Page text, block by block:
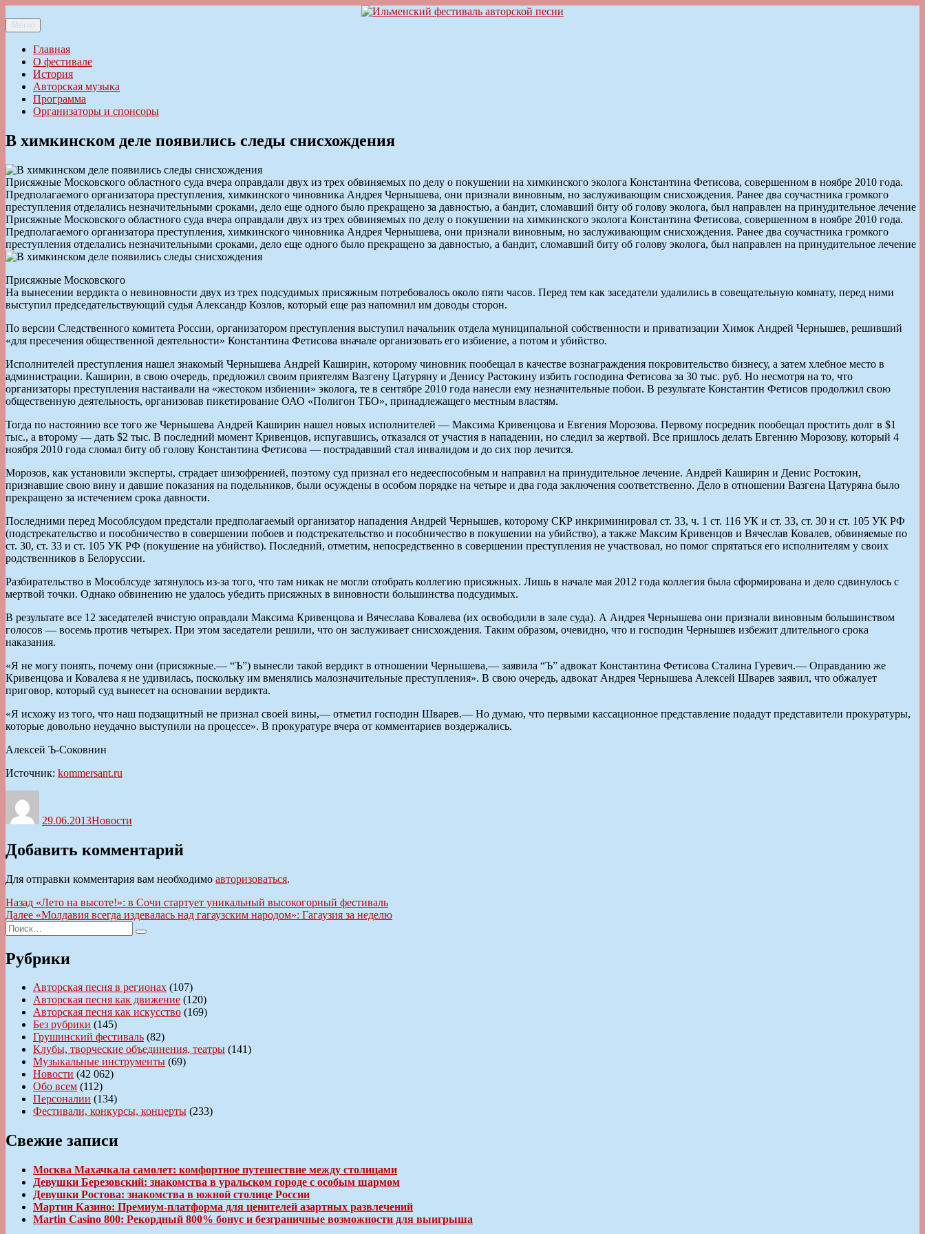
к
содержимому
Ильменский фестиваль авторской песни
Меню
Главная
О фестивале
История
Авторская музыка
Программа
Организаторы и спонсоры
В химкинском деле появились следы снисхождения
Присяжные Московского областного суда вчера оправдали двух из трех обвиняемых по делу о покушении на химкинского эколога Константина Фетисова, совершенном в ноябре 2010 года.
Предполагаемого организатора преступления, химкинского чиновника Андрея Чернышева, они признали виновным, но заслуживающим снисхождения. Ранее два соучастника громкого
преступления отделались незначительными сроками, дело еще одного было прекращено за давностью, а бандит, сломавший биту об голову эколога, был направлен на принудительное лечение
Присяжные Московского областного суда вчера оправдали двух из трех обвиняемых по делу о покушении на химкинского эколога Константина Фетисова, совершенном в ноябре 2010 года.
Предполагаемого организатора преступления, химкинского чиновника Андрея Чернышева, они признали виновным, но заслуживающим снисхождения. Ранее два соучастника громкого
преступления отделались незначительными сроками, дело еще одного было прекращено за давностью, а бандит, сломавший биту об голову эколога, был направлен на принудительное лечение
Присяжные Московского
На вынесении вердикта о невиновности двух из трех подсудимых присяжным потребовалось около пяти часов. Перед тем как заседатели удалились в совещательную комнату, перед ними
выступил председательствующий судья Александр Козлов, который еще раз напомнил им доводы сторон.
По версии Следственного комитета России, организатором преступления выступил начальник отдела муниципальной собственности и приватизации Химок Андрей Чернышев, решивший
«для пресечения общественной деятельности» Константина Фетисова вначале организовать его избиение, а потом и убийство.
Исполнителей преступления нашел знакомый Чернышева Андрей Каширин, которому чиновник пообещал в качестве вознаграждения покровительство бизнесу, а затем хлебное место в
администрации. Каширин, в свою очередь, предложил своим приятелям Вазгену Цатуряну и Денису Растокину избить господина Фетисова за 30 тыс. руб. Но несмотря на то, что
организаторы преступления настаивали на «жестоком избиении» эколога, те в сентябре 2010 года нанесли ему незначительные побои. В результате Константин Фетисов продолжил свою
общественную деятельность, организовав пикетирование ОАО «Полигон ТБО», принадлежащего местным властям.
Тогда по настоянию все того же Чернышева Андрей Каширин нашел новых исполнителей — Максима Кривенцова и Евгения Морозова. Первому посредник пообещал простить долг в $1
тыс., а второму — дать $2 тыс. В последний момент Кривенцов, испугавшись, отказался от участия в нападении, но следил за жертвой. Все пришлось делать Евгению Морозову, который 4
ноября 2010 года сломал биту об голову Константина Фетисова — пострадавший стал инвалидом и до сих пор лечится.
Морозов, как установили эксперты, страдает шизофренией, поэтому суд признал его недееспособным и направил на принудительное лечение. Андрей Каширин и Денис Ростокин,
признавшие свою вину и давшие показания на подельников, были осуждены в особом порядке на четыре и два года заключения соответственно. Дело в отношении Вазгена Цатуряна было
прекращено за истечением срока давности.
Последними перед Мособлсудом предстали предполагаемый организатор нападения Андрей Чернышев, которому СКР инкриминировал ст. 33, ч. 1 ст. 116 УК и ст. 33, ст. 30 и ст. 105 УК РФ
(подстрекательство и пособничество в совершении побоев и подстрекательство и пособничество в покушении на убийство), а также Максим Кривенцов и Вячеслав Ковалев, обвиняемые по
ст. 30, ст. 33 и ст. 105 УК РФ (покушение на убийство). Последний, отметим, непосредственно в совершении преступления не участвовал, но помог спрятаться его исполнителям у своих
родственников в Белоруссии.
Разбирательство в Мособлсуде затянулось из-за того, что там никак не могли отобрать коллегию присяжных. Лишь в начале мая 2012 года коллегия была сформирована и дело сдвинулось с
мертвой точки. Однако обвинению не удалось убедить присяжных в виновности большинства подсудимых.
В результате все 12 заседателей вчистую оправдали Максима Кривенцова и Вячеслава Ковалева (их освободили в зале суда). А Андрея Чернышева они признали виновным большинством
голосов — восемь против четырех. При этом заседатели решили, что он заслуживает снисхождения. Таким образом, очевидно, что и господин Чернышев избежит длительного срока
наказания.
«Я не могу понять, почему они (присяжные.— “Ъ”) вынесли такой вердикт в отношении Чернышева,— заявила “Ъ” адвокат Константина Фетисова Сталина Гуревич.— Оправданию же
Кривенцова и Ковалева я не удивилась, поскольку им вменялись малозначительные преступления». В свою очередь, адвокат Андрея Чернышева Алексей Шварев заявил, что обжалует
приговор, который суд вынесет на основании вердикта.
«Я исхожу из того, что наш подзащитный не признал своей вины,— отметил господин Шварев.— Но думаю, что первыми кассационное представление подадут представители прокуратуры,
которые довольно неудачно выступили на процессе». В прокуратуре вчера от комментариев воздержались.
Алексей Ъ-Соковнин
Источник: kommersant.ru
29.06.2013Новости
Добавить комментарий
Для отправки комментария вам необходимо авторизоваться.
Навигация
по
записям
Назад Предыдущая
запись:
«Лето на высоте!»: в Сочи стартует уникальный высокогорный фестиваль
Далее Следующая
«Молдавия всегда издевалась над гагаузским народом»: Гагаузия за неделю
Искать:
Поиск
Рубрики
Авторская песня в регионах (107)
Авторская песня как движение (120)
Авторская песня как искусство (169)
Без рубрики (145)
Грушинский фестиваль (82)
Клубы, творческие объединения, театры (141)
Музыкальные инструменты (69)
Новости (42 062)
Обо всем (112)
Персоналии (134)
Фестивали, конкурсы, концерты (233)
Свежие записи
Москва Махачкала самолет: комфортное путешествие между столицами
Девушки Березовский: знакомства в уральском городе с особым шармом
Девушки Ростова: знакомства в южной столице России
Мартин Казино: Премиум-платформа для ценителей азартных развлечений
Martin Casino 800: Рекордный 800% бонус и безграничные возможности для выигрыша